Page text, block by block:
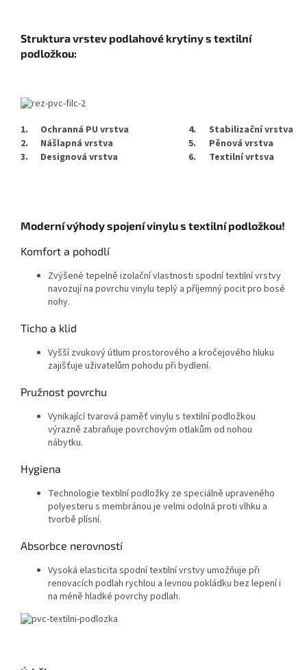
Struktura vrstev podlahové krytiny s textilní
podložkou:
1. Ochranná PU vrstva 4.
Stabilizační vrstva
2.
Nášlapná vrstva 5.
Pěnová vrstva
3.
Designová vrstva 6. Textilní vrtsva
Moderní výhody spojení vinylu s textilní podložkou!
Komfort a pohodlí
Zvýšené tepelně izolační vlastnosti spodní textilní vrstvy
navozují na povrchu vinylu teplý a příjemný pocit pro bosé
nohy.
Ticho a klid
Vyšší zvukový útlum prostorového a kročejového hluku
zajišťuje uživatelům pohodu při bydlení.
Pružnost povrchu
Vynikající tvarová paměť vinylu s textilní podložkou
výrazně zabraňuje povrchovým otlakům od nohou
nábytku.
Hygiena
Technologie textilní podložky ze speciálně upraveného
polyesteru s membránou je velmi odolná proti vlhku a
tvorbě plísní.
Absorbce nerovností
Vysoká elasticita spodní textilní vrstvy umožňuje při
renovacích podlah rychlou a levnou pokládku bez lepení i
na méně hladké povrchy podlah.